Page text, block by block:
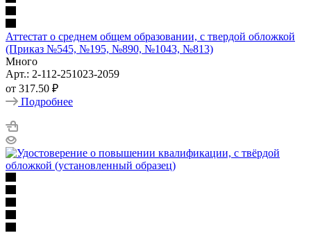
Аттестат о среднем общем образовании, с твердой обложкой
(Приказ №545, №195, №890, №1043, №813)
Много
Арт.: 2-112-251023-2059
от 317.50 ₽
Подробнее